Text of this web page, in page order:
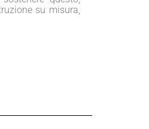
su misura,